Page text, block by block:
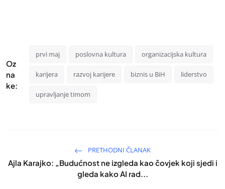
Oz
na
ke:
prvi maj poslovna kultura organizacijska kultura
karijera razvoj karijere biznis u BiH liderstvo
upravljanje timom
PRETHODNI ČLANAK
Ajla Karajko: „Budućnost ne izgleda kao čovjek koji sjedi i
gleda kako AI rad...